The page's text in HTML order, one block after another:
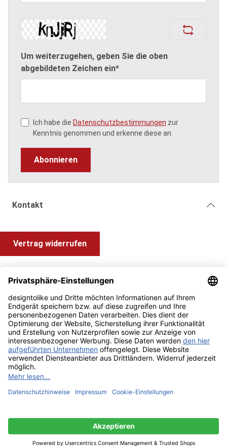
Um weiterzugehen, geben Sie die oben
abgebildeten Zeichen ein*
Ich habe die Datenschutzbestimmungen zur
Kenntnis genommen und erkenne diese an.
Abonnieren
Kontakt
Vertrag widerrufen
Information und Impressum
Zahlung & Versand
Impressum AGB
Alle Preise inkl. gesetzl. Mehrwertsteuer zzgl.Versandkosten
und ggf. Nachnahmegebühren, wenn nicht anders angegeben.